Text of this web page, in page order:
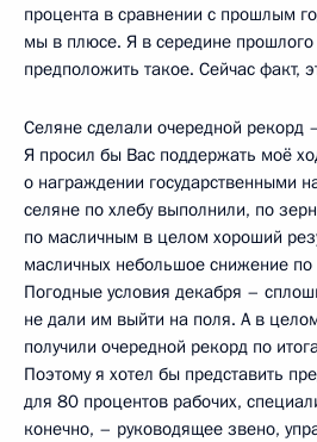
процента в сравнении с прошлым
мы в плюсе. Я в середине прошлого
предположить такое. Сейчас факт,
Селяне сделали очередной рекорд
Я просил бы Вас поддержать моё
о награждении государственными
селяне по хлебу выполнили, по
по масличным в целом хороший
масличных небольшое снижение по
Погодные условия декабря –
не дали им выйти на поля. А в
получили очередной рекорд по
Поэтому я хотел бы представить
для 80 процентов рабочих,
конечно, – руководящее звено,